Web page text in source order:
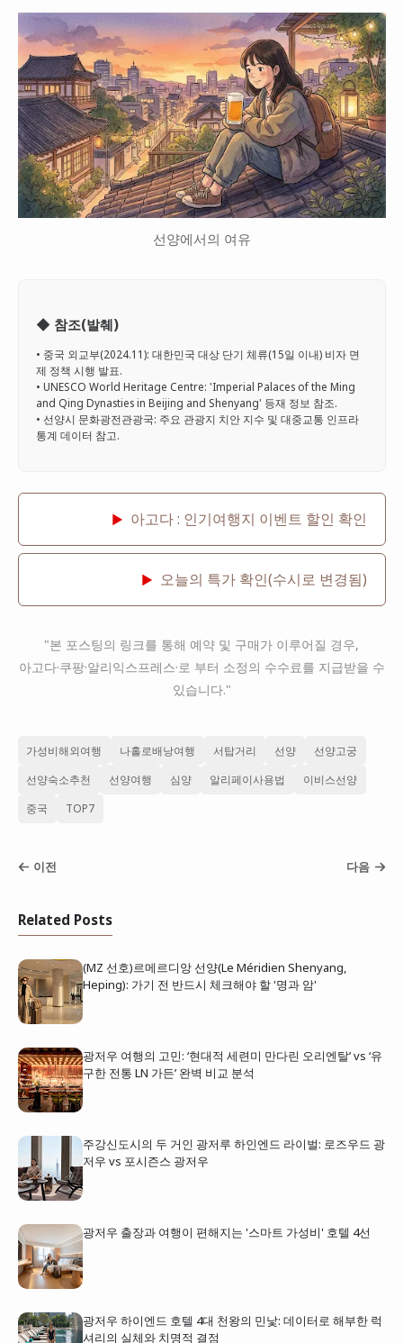
선양에서의 여유
◆ 참조(발췌)
• 중국 외교부(2024.11): 대한민국 대상 단기 체류(15일 이내) 비자 면
제 정책 시행 발표.
• UNESCO World Heritage Centre: 'Imperial Palaces of the Ming
and Qing Dynasties in Beijing and Shenyang' 등재 정보 참조.
• 선양시 문화광전관광국: 주요 관광지 치안 지수 및 대중교통 인프라
통계 데이터 참고.
▶ 아고다 : 인기여행지 이벤트 할인 확인
▶ 오늘의 특가 확인(수시로 변경됨)
"본 포스팅의 링크를 통해 예약 및 구매가 이루어질 경우,
아고다·쿠팡·알리익스프레스·로 부터 소정의 수수료를 지급받을 수
있습니다."
가성비해외여행 나홀로배낭여행 서탑거리 선양 선양고궁
선양숙소추천 선양여행 심양 알리페이사용법 이비스선양
중국 TOP7
이전 다음
Related Posts
(MZ 선호)르메르디앙 선양(Le Méridien Shenyang,
Heping): 가기 전 반드시 체크해야 할 '명과 암'
광저우 여행의 고민: ‘현대적 세련미 만다린 오리엔탈’ vs ‘유
구한 전통 LN 가든’ 완벽 비교 분석
주강신도시의 두 거인 광저루 하인엔드 라이벌: 로즈우드 광
저우 vs 포시즌스 광저우
광저우 출장과 여행이 편해지는 '스마트 가성비' 호텔 4선
광저우 하이엔드 호텔 4대 천왕의 민낯: 데이터로 해부한 럭
셔리의 실체와 치명적 결점